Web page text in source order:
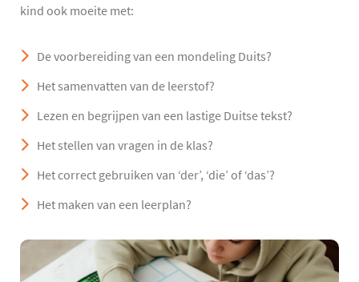
kind ook moeite met:
De voorbereiding van een mondeling Duits?
Het samenvatten van de leerstof?
Lezen en begrijpen van een lastige Duitse tekst?
Het stellen van vragen in de klas?
Het correct gebruiken van ‘der’, ‘die’ of ‘das’?
Het maken van een leerplan?